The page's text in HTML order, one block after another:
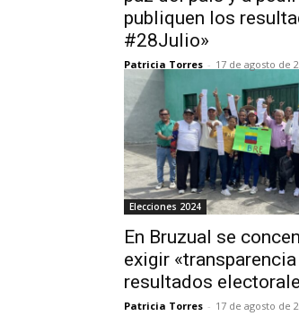
publiquen los
#28Julio»
Patricia Torres - 17 de agosto de
Elecciones 2024
En Bruzual se
exigir
resultados
Patricia Torres - 17 de agosto de